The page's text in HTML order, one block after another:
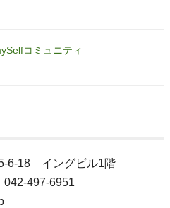
コミュニティ
6-18 イングビル1階
042-497-6951